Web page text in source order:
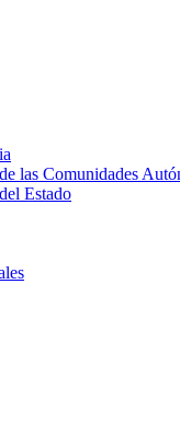
las Comunidades
Estado